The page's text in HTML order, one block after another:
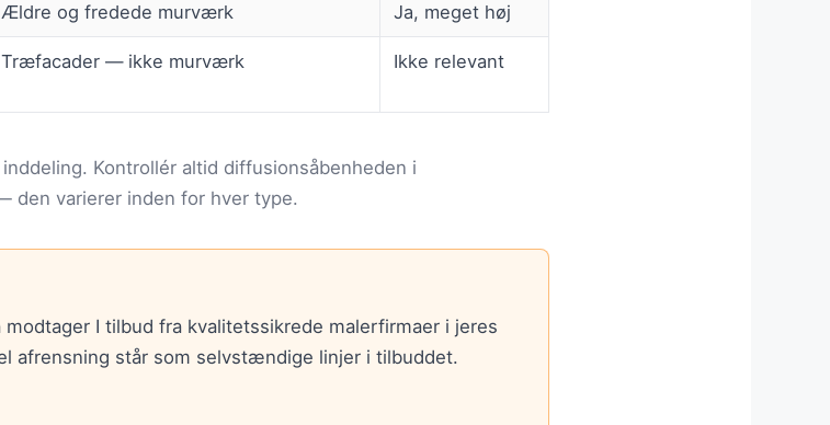
Ældre og fredede murværk Ja, meget høj
Træfacader — ikke murværk Ikke relevant
Kontrollér altid diffusionsåbenheden i
den varierer inden for hver type.
I tilbud fra kvalitetssikrede malerfirmaer i jeres
afrensning står som selvstændige linjer i tilbuddet.